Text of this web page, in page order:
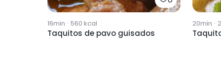
16min · 560 kcal
Taquitos de pavo guisados
20min ·